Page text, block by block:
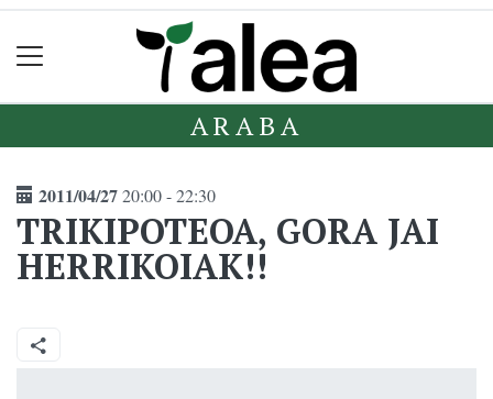
ARABA
2011/04/2720:00 - 22:30
TRIKIPOTEOA, GORA JAI
HERRIKOIAK!!